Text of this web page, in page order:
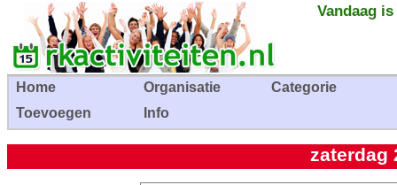
Vandaag
Home Organisatie
Categorie
Toevoegen
Info
zaterdag